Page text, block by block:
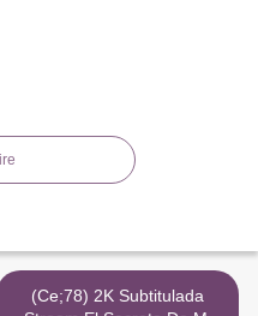
(Ce;78) 2K Subtitulada